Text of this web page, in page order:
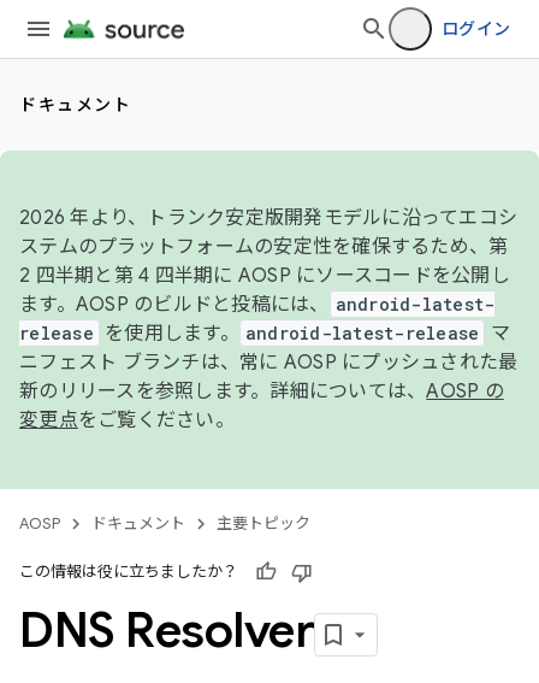
ログイン
ドキュメント
2026 年より、トランク安定版開発モデルに沿ってエコシ
ステムのプラットフォームの安定性を確保するため、第
2 四半期と第 4 四半期に AOSP にソースコードを公開し
ます。AOSP のビルドと投稿には、
android-latest-
release
を使用します。 android-latest-release
マ
ニフェスト ブランチは、常に AOSP にプッシュされた最
新のリリースを参照します。詳細については、AOSP の
変更点をご覧ください。
AOSP ドキュメント 主要トピック
この情報は役に立ちましたか？
DNS Resolver